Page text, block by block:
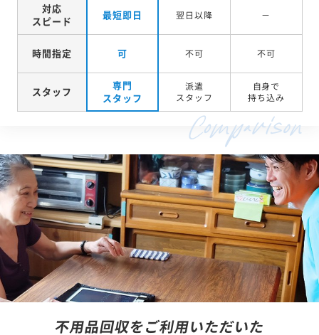
対応
スピード
最短即日 翌日以降 －
時間指定 可 不可 不可
スタッフ
専門
スタッフ
派遣
スタッフ
自身で
持ち込み
不用品回収をご利用いただいた